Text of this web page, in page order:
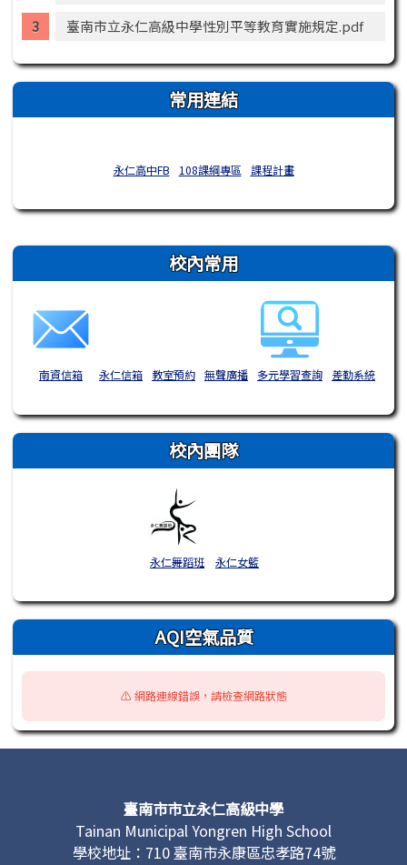
臺南市立永仁高級中學性別平等教育實施規定.pdf
常用連結
永仁高中FB 108課綱專區 課程計畫
右邊區域內容 校內常用
南資信箱 永仁信箱 教室預約 無聲廣播 多元學習查詢 差勤系統
校內團隊
永仁舞蹈班 永仁女籃
AQI空氣品質
⚠️ 網路連線錯誤，請檢查網路狀態
臺南市市立永仁高級中學
Tainan Municipal Yongren High School
學校地址：710 臺南市永康區忠孝路74號